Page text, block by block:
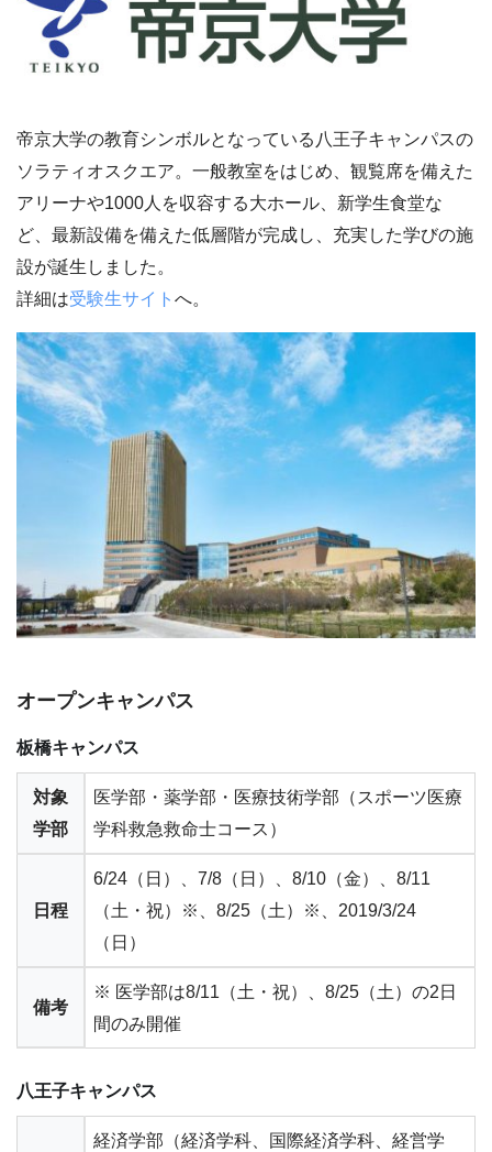
帝京大学の教育シンボルとなっている八王子キャンパスの
ソラティオスクエア。一般教室をはじめ、観覧席を備えた
アリーナや1000人を収容する大ホール、新学生食堂な
ど、最新設備を備えた低層階が完成し、充実した学びの施
設が誕生しました。
詳細は受験生サイト へ。
オープンキャンパス
板橋キャンパス
対象
学部
医学部・薬学部・医療技術学部（スポーツ医療
学科救急救命士コース）
日程
6/24（日）、7/8（日）、8/10（金）、8/11
（土・祝）※、8/25（土）※、2019/3/24
（日）
備考
※ 医学部は8/11（土・祝）、8/25（土）の2日
間のみ開催
八王子キャンパス
経済学部（経済学科、国際経済学科、経営学